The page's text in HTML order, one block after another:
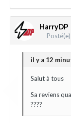
HarryDP
Posté(e)
il y a 12
Salut à tous
Sa reviens
????